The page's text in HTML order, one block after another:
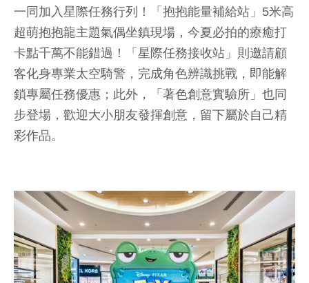
一同加入星際任務行列！「抱抱能量補給站」5米高
超萌抱抱龍主題氣偶坐鎮現場，今夏必拍的療癒打
卡點千萬不能錯過！「星際任務接收站」則邀請顧
客化身專業太空騎警，完成角色辨識挑戰，即能解
鎖專屬任務優惠；此外，「著色創意實驗所」也同
步登場，歡迎大小朋友發揮創意，留下屬於自己精
彩作品。